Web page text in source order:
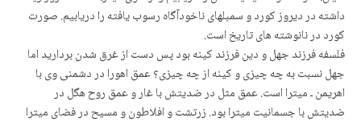
داشته در دیروز کورد و سمبلهای ناخودآگاه رسوب یافته را دریابیم. صورت
کورد در نانوشته های تاریخ است.
فلسفه فرزند جهل و دین فرزند کینه بود پس دست از غرق شدن بردارید اما
جهل نسبت به چه چیزی و کینه از چه چیزی؟ عمق اهورا در دشمنی وی با
اهریمن ـ میترا است. عمق مثل در ضدیتش با غار و عمق روح هگل در
ضدیتش با جسمانیت میترا بود. زرتشت و افلاطون و مسیح در فضای میترا